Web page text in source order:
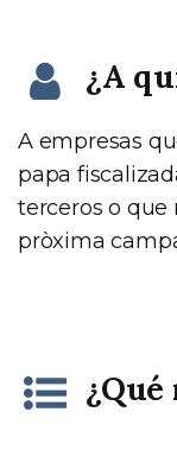
¿A
A empresas
papa
terceros o que
pròxima
¿Qué